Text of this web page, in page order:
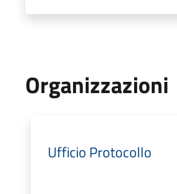
Organizzazioni
Ufficio Protocollo